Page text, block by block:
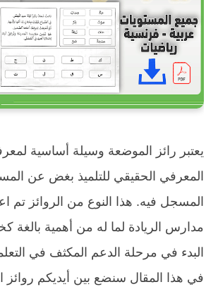
يعتبر رائز الموضعة وسيلة أساسية
المعرفي الحقيقي للتلميذ بغض عن
المسجل فيه. هذا النوع من الروائز تم
مدارس الريادة لما له من أهمية بالغة
البدء في مرحلة الدعم المكثف في
في هذا المقال سنضع بين أيديكم روائز